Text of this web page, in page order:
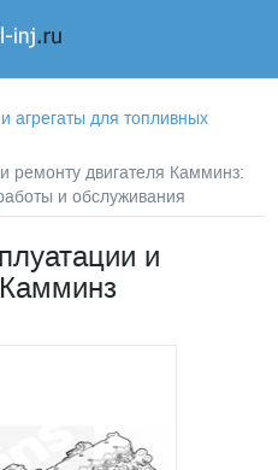
агрегаты для топливных
ремонту двигателя Камминз:
и обслуживания
и